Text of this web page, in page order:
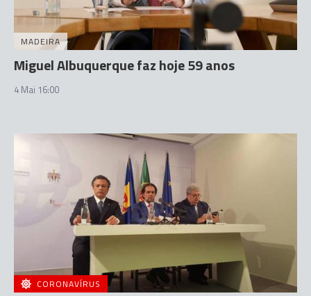
MADEIRA
Miguel Albuquerque faz hoje 59 anos
4 Mai 16:00
CORONAVÍRUS